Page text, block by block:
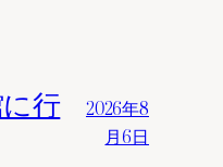
行
2026年8
月6日